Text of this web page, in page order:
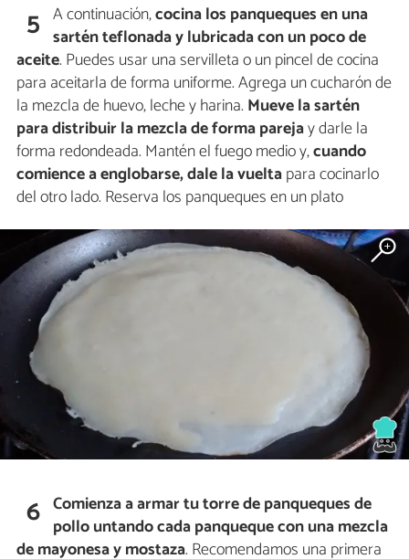
5 A continuación,cocina los panqueques en una
sartén teflonada y lubricada con un poco de
aceite. Puedes usar una servilleta o un pincel de cocina
para aceitarla de forma uniforme. Agrega un cucharón de
la mezcla de huevo, leche y harina. Mueve la sartén
para distribuir la mezcla de forma parejay darle la
forma redondeada. Mantén el fuego medio y,cuando
comience a englobarse, dale la vueltapara cocinarlo
del otro lado. Reserva los panqueques en un plato
6 Comienza a armar tu torre de panqueques de
pollo untando cada panqueque con una mezcla
de mayonesa y mostaza. Recomendamos una primera